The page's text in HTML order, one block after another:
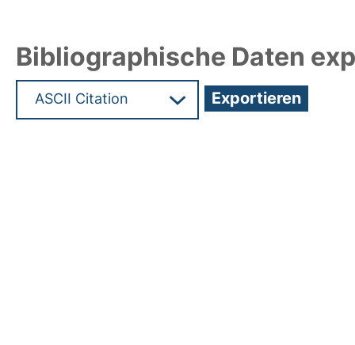
Bibliographische Daten